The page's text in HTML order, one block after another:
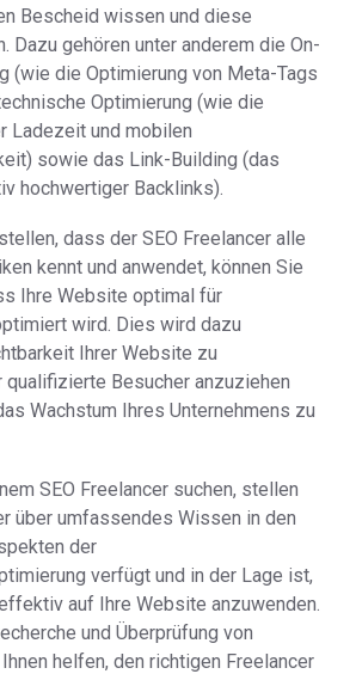
Bescheid wissen und diese
Dazu gehören unter anderem die On-
(wie die Optimierung von Meta-Tags
Optimierung (wie die
Ladezeit und mobilen
sowie das Link-Building (das
hochwertiger Backlinks).
dass der SEO Freelancer alle
kennt und anwendet, können Sie
Ihre Website optimal für
wird. Dies wird dazu
Ihrer Website zu
qualifizierte Besucher anzuziehen
Wachstum Ihres Unternehmens zu
SEO Freelancer suchen, stellen
über umfassendes Wissen in den
der
verfügt und in der Lage ist,
auf Ihre Website anzuwenden.
und Überprüfung von
helfen, den richtigen Freelancer